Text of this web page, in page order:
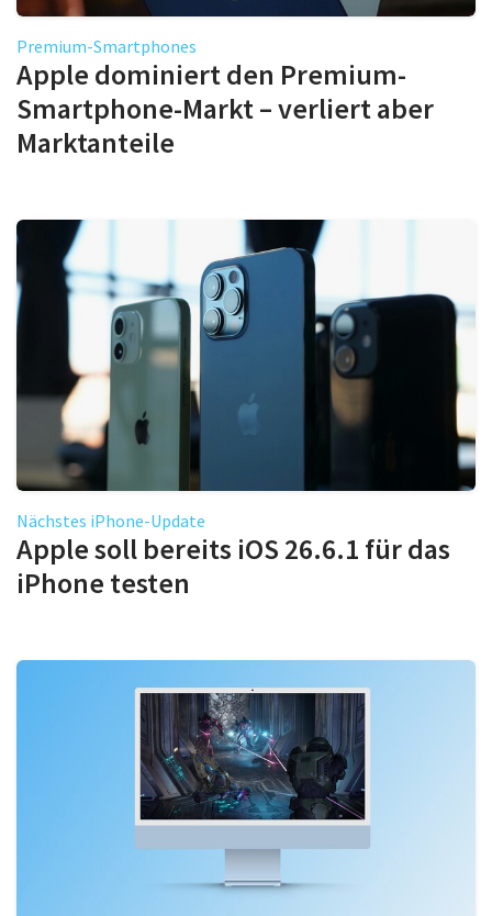
Premium-Smartphones
Apple dominiert den Premium-
Smartphone-Markt – verliert aber
Marktanteile
Nächstes iPhone-Update
Apple soll bereits iOS 26.6.1 für das
iPhone testen